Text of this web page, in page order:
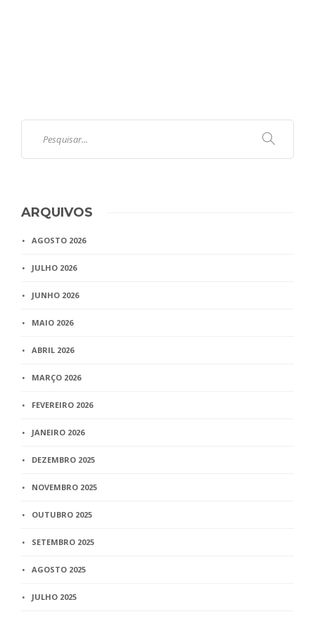
ARQUIVOS
AGOSTO 2026
JULHO 2026
JUNHO 2026
MAIO 2026
ABRIL 2026
MARÇO 2026
FEVEREIRO 2026
JANEIRO 2026
DEZEMBRO 2025
NOVEMBRO 2025
OUTUBRO 2025
SETEMBRO 2025
AGOSTO 2025
JULHO 2025